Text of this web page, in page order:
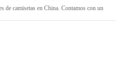
de camisetas en China. Contamos con un
en varios tamaños. Siéntete orgulloso
¡Tiempo de entrega corto! ¡Oportuna
camisetas nuevas de vez en cuando!